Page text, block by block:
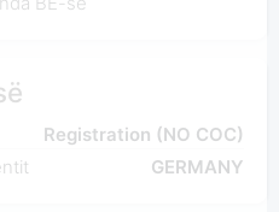
Registration (NO COC)
GERMANY